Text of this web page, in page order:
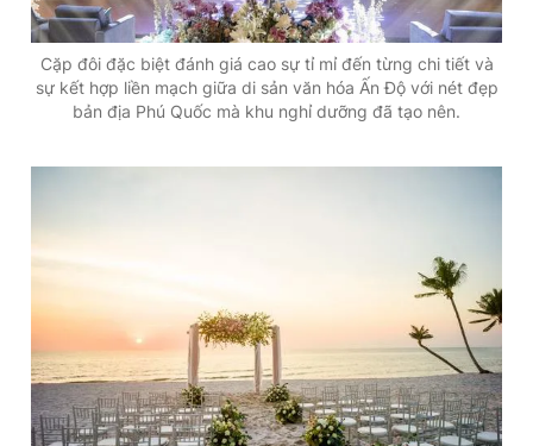
Cặp đôi đặc biệt đánh giá cao sự tỉ mỉ đến từng chi tiết và
sự kết hợp liền mạch giữa di sản văn hóa Ấn Độ với nét đẹp
bản địa Phú Quốc mà khu nghỉ dưỡng đã tạo nên.